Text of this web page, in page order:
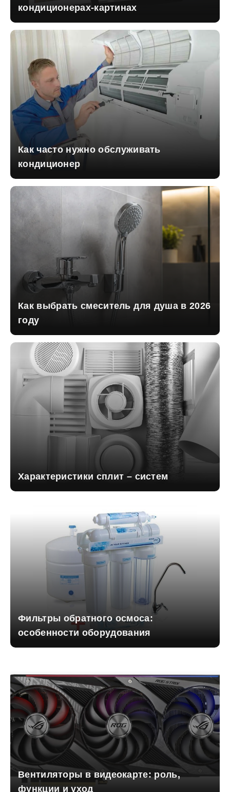
кондиционерах-картинах
Как часто нужно обслуживать
кондиционер
Как выбрать смеситель для душа в 2026
году
Характеристики сплит – систем
Фильтры обратного осмоса:
особенности оборудования
Вентиляторы в видеокарте: роль,
функции и уход